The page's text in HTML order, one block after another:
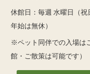
休館日：毎週 水曜日（
年始は無休）
※ペット同伴での入場は
館・ご散策は可能です）